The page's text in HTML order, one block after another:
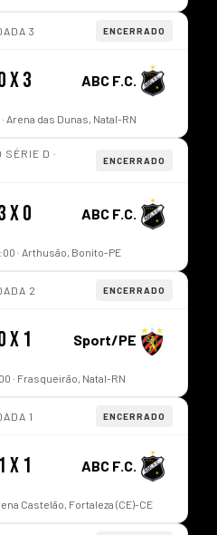
3 ENCERRADO
x 3 ABC F.C.
Arena das Dunas, Natal-RN
SÉRIE D ·
ENCERRADO
x 0 ABC F.C.
· Arthusão, Bonito-PE
2 ENCERRADO
x 1 Sport/PE
· Frasqueirão, Natal-RN
1 ENCERRADO
1 x 1 ABC F.C.
Castelão, Fortaleza (CE)-CE